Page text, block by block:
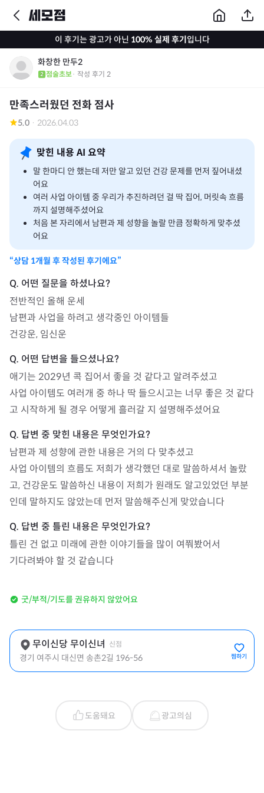
이 후기는 광고가 아닌 100% 실제 후기입니다
화창한 만두2
점술초보· 작성 후기 2
만족스러웠던 전화 점사
5.0 · 2026.04.03
맞힌 내용 AI 요약
말 한마디 안 했는데 저만 알고 있던 건강 문제를 먼저 짚어내셨
어요
여러 사업 아이템 중 우리가 추진하려던 걸 딱 집어, 머릿속 흐름
까지 설명해주셨어요
처음 본 자리에서 남편과 제 성향을 놀랄 만큼 정확하게 맞추셨
어요
“상담 1개월 후 작성된 후기에요”
전반적인 올해 운세
남편과 사업을 하려고 생각중인 아이템들
건강운, 임신운
애기는 2029년 콕 집어서 좋을 것 같다고 알려주셨고
사업 아이템도 여러개 중 하나 딱 들으시고는 너무 좋은 것 같다
고 시작하게 될 경우 어떻게 흘러갈 지 설명해주셨어요
남편과 제 성향에 관한 내용은 거의 다 맞추셨고
사업 아이템의 흐름도 저희가 생각했던 대로 말씀하셔서 놀랐
고, 건강운도 말씀하신 내용이 저희가 원래도 알고있었던 부분
인데 말하지도 않았는데 먼저 말씀해주신게 맞았습니다
틀린 건 없고 미래에 관한 이야기들을 많이 여쭤봤어서
기다려봐야 할 것 같습니다
굿/부적/기도를 권유하지 않았어요
무이신당 무이신녀 신점
경기 여주시 대신면 송촌2길 196-56 찜하기
도움돼요 광고의심